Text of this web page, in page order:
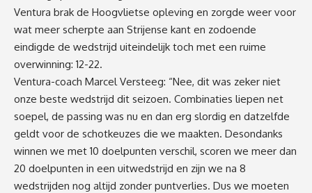
Ventura brak de Hoogvlietse opleving en zorgde weer voor
wat meer scherpte aan Strijense kant en zodoende
eindigde de wedstrijd uiteindelijk toch met een ruime
overwinning: 12-22.
Ventura-coach Marcel Versteeg: “Nee, dit was zeker niet
onze beste wedstrijd dit seizoen. Combinaties liepen net
soepel, de passing was nu en dan erg slordig en datzelfde
geldt voor de schotkeuzes die we maakten. Desondanks
winnen we met 10 doelpunten verschil, scoren we meer dan
20 doelpunten in een uitwedstrijd en zijn we na 8
wedstrijden nog altijd zonder puntverlies. Dus we moeten